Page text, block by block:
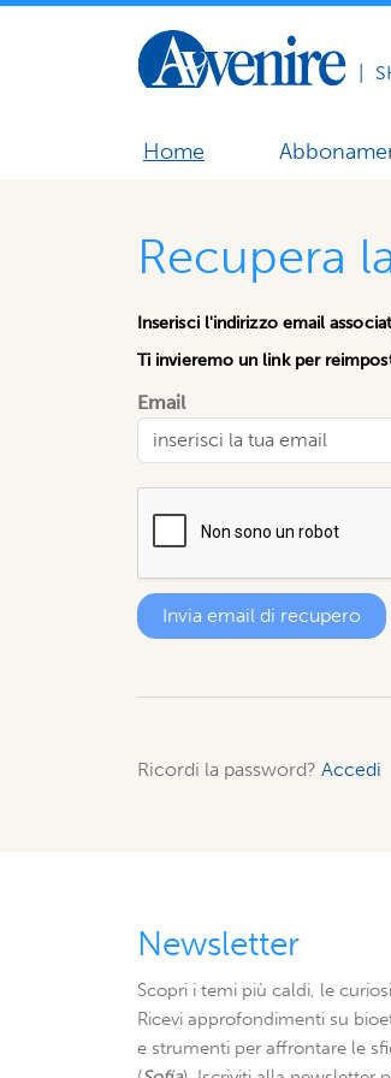
Home
Recupera
Inserisci l'indirizzo email
Ti invieremo un link per
Email
Ricordi la password? Accedi
Newsletter
Scopri i temi più caldi, le
Ricevi approfondimenti su
e strumenti per affrontare le